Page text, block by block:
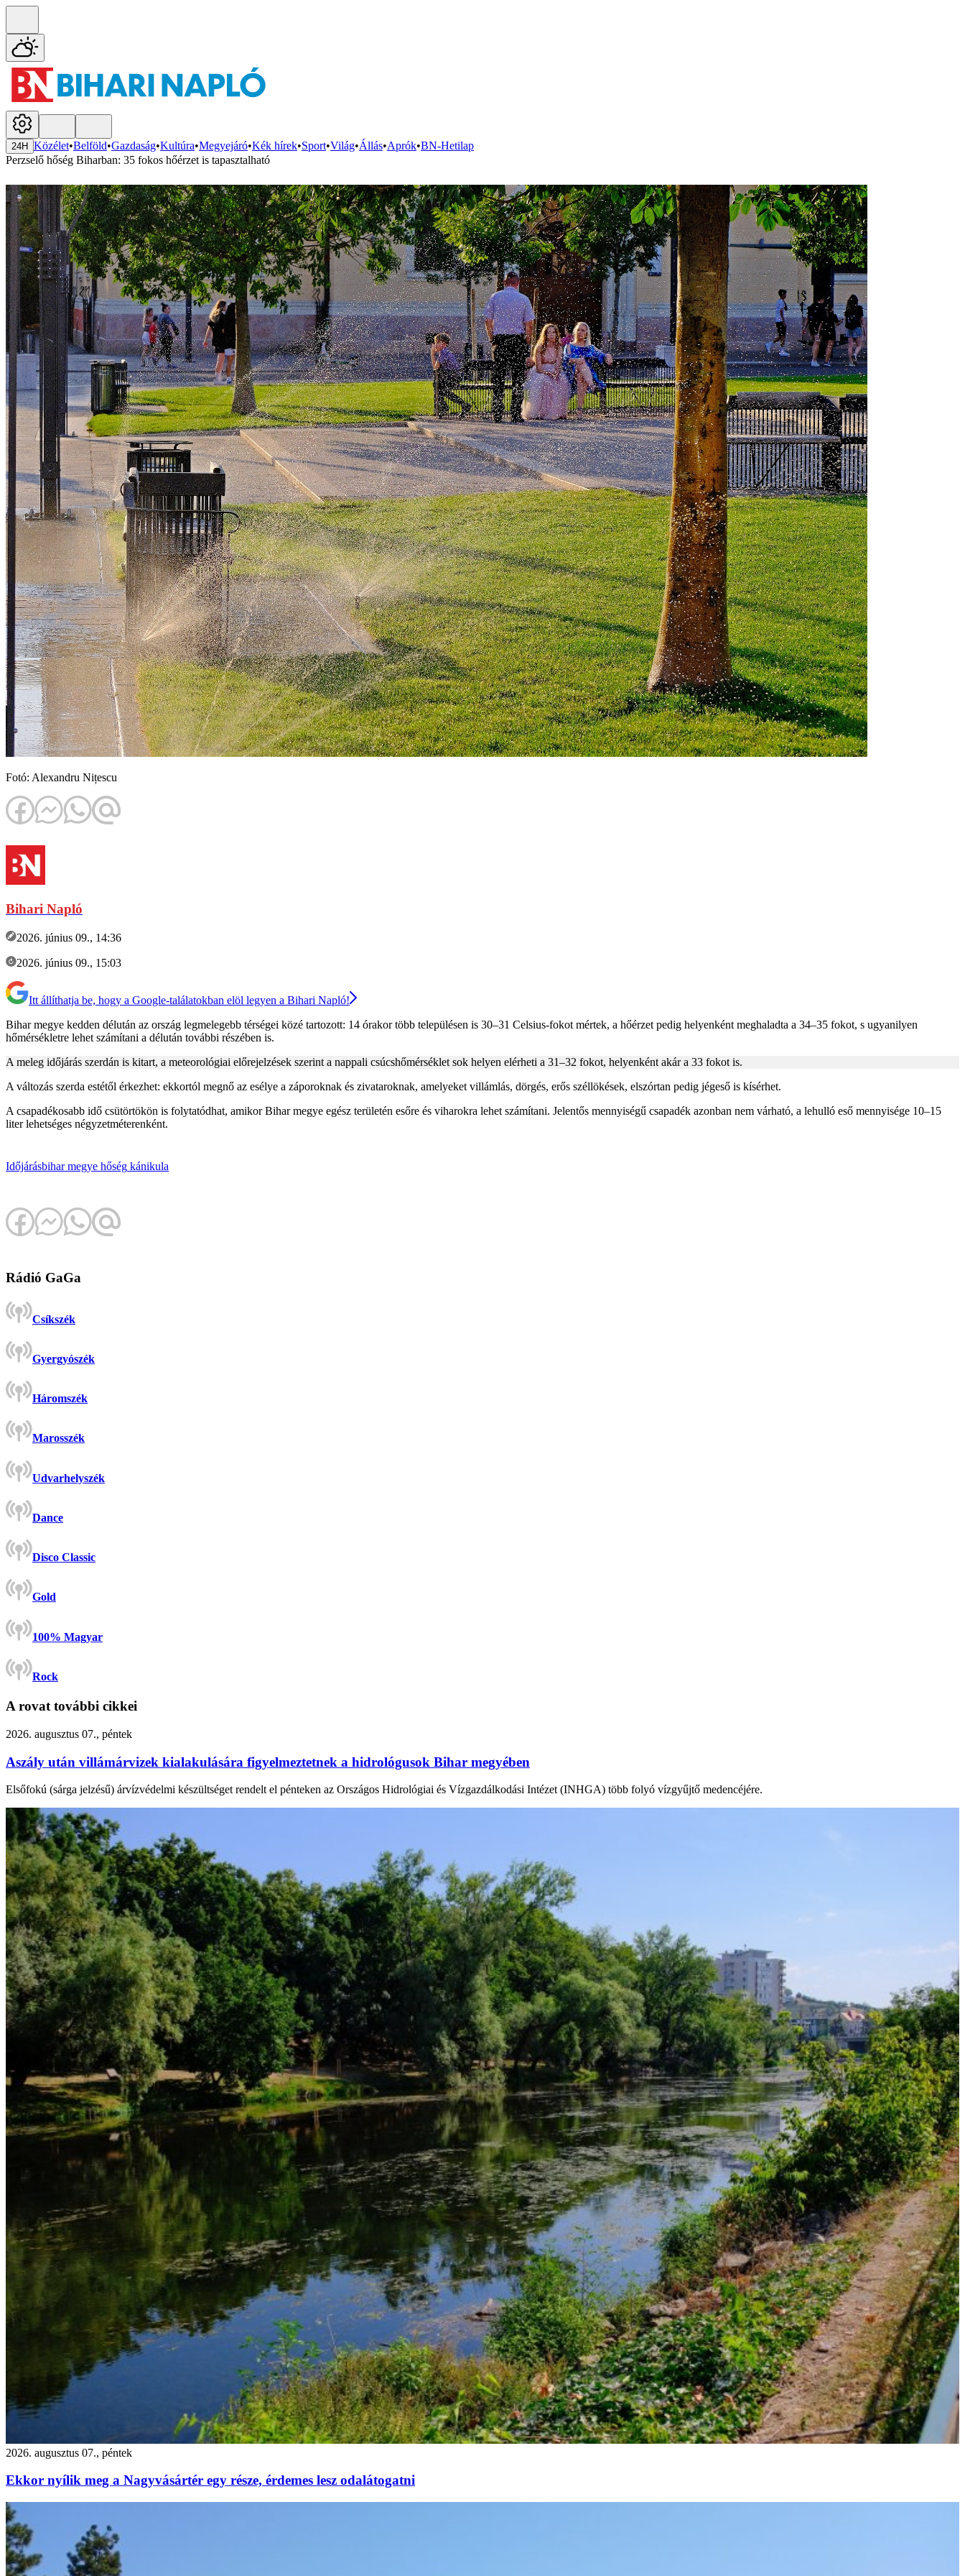
24H Közélet•Belföld•Gazdaság•Kultúra•Megyejáró•Kék hírek•Sport•Világ•Állás•Aprók•BN-Hetilap
Perzselő hőség Biharban: 35 fokos hőérzet is tapasztalható
Fotó: Alexandru Nițescu
Bihari Napló
2026. június 09., 14:36
2026. június 09., 15:03
Itt állíthatja be, hogy a Google-találatokban elöl legyen a Bihari Napló!
Bihar megye kedden délután az ország legmelegebb térségei közé tartozott: 14 órakor több településen is 30–31 Celsius-fokot mértek, a hőérzet pedig helyenként meghaladta a 34–35 fokot, s ugyanilyen
hőmérsékletre lehet számítani a délután további részében is.
A meleg időjárás szerdán is kitart, a meteorológiai előrejelzések szerint a nappali csúcshőmérséklet sok helyen elérheti a 31–32 fokot, helyenként akár a 33 fokot is.
A változás szerda estétől érkezhet: ekkortól megnő az esélye a záporoknak és zivataroknak, amelyeket villámlás, dörgés, erős széllökések, elszórtan pedig jégeső is kísérhet.
A csapadékosabb idő csütörtökön is folytatódhat, amikor Bihar megye egész területén esőre és viharokra lehet számítani. Jelentős mennyiségű csapadék azonban nem várható, a lehulló eső mennyisége 10–15
liter lehetséges négyzetméterenként.
Időjárásbihar megye hőség kánikula
Rádió GaGa
Csíkszék
Gyergyószék
Háromszék
Marosszék
Udvarhelyszék
Dance
Disco Classic
Gold
100% Magyar
Rock
A rovat további cikkei
2026. augusztus 07., péntek
Aszály után villámárvizek kialakulására figyelmeztetnek a hidrológusok Bihar megyében
Elsőfokú (sárga jelzésű) árvízvédelmi készültséget rendelt el pénteken az Országos Hidrológiai és Vízgazdálkodási Intézet (INHGA) több folyó vízgyűjtő medencéjére.
2026. augusztus 07., péntek
Ekkor nyílik meg a Nagyvásártér egy része, érdemes lesz odalátogatni